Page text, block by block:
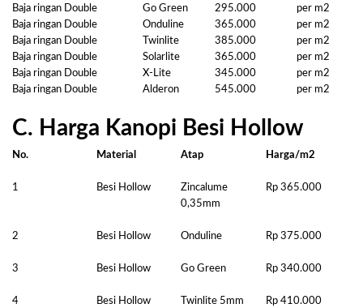
Baja ringan Double
Go Green 295.000
per m2
Baja ringan Double
Onduline 365.000
per m2
Baja ringan Double
Twinlite 385.000
per m2
Baja ringan Double
Solarlite 365.000
per m2
Baja ringan Double
X-Lite 345.000
per m2
Baja ringan Double
Alderon 545.000 per m2
C. Harga Kanopi Besi Hollow
No. Material Atap Harga/m2
1 Besi Hollow
Zincalume
0,35mm
Rp 365.000
2 Besi Hollow Onduline Rp 375.000
3 Besi Hollow Go Green Rp 340.000
4 Besi Hollow Twinlite 5mm Rp 410.000